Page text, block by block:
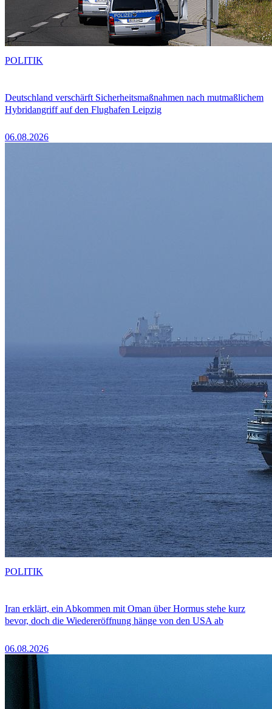
Deutschland verschärft Sicherheitsmaßnahmen nach mutmaßlichem
Hybridangriff auf den Flughafen Leipzig
06.08.2026
POLITIK
Iran erklärt, ein Abkommen mit Oman über Hormus stehe kurz
bevor, doch die Wiedereröffnung hänge von den USA ab
06.08.2026
POLITIK